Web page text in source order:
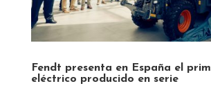
Fendt presenta en España el
eléctrico producido en serie